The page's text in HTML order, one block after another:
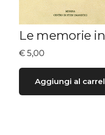
Le memorie
€ 5,00
Aggiungi al